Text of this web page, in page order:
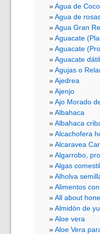
Agua de Coco
Agua de
Agua Gran
Aguacate
Aguacate
Aguacate
Agujas o
Ajedrea
Ajenjo
Ajo Morado
Albahaca
Albahaca
Alcachofera
Alcaravea
Algarrobo,
Algas
Alholva
Alimentos
All about
Almidón de
Aloe vera
Aloe Vera